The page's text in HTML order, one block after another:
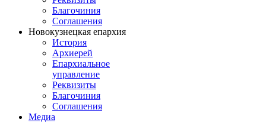
Благочиния
Соглашения
Новокузнецкая епархия
История
Архиерей
Епархиальное
управление
Реквизиты
Благочиния
Соглашения
Медиа